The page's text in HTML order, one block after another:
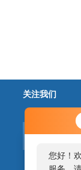
您好！
关注我们